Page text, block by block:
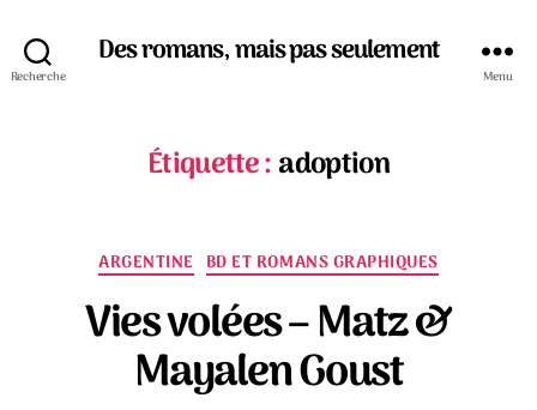
Recherche
Des romans, mais pas seulement
Menu
Étiquette :adoption
Catégories
ARGENTINE BD ET ROMANS GRAPHIQUES
Vies volées – Matz &
Mayalen Goust